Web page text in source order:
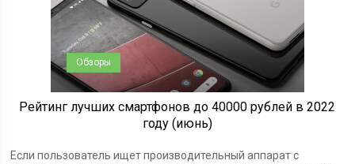
Обзоры
Рейтинг лучших смартфонов до 40000 рублей в 2022
году (июнь)
Если пользователь ищет производительный аппарат с